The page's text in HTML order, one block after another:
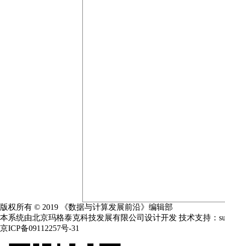
版权所有 © 2019 《数据与计算发展前沿》编辑部
本系统由北京玛格泰克科技发展有限公司设计开发 技术支持：
京ICP备09112257号-31